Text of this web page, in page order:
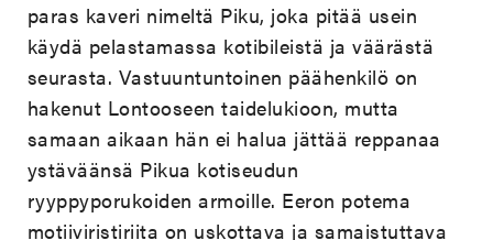
paras kaveri nimeltä Piku, joka pitää usein
käydä pelastamassa kotibileistä ja väärästä
seurasta. Vastuuntuntoinen päähenkilö on
hakenut Lontooseen taidelukioon, mutta
samaan aikaan hän ei halua jättää reppanaa
ystäväänsä Pikua kotiseudun
ryyppyporukoiden armoille. Eeron potema
motiiviristiriita on uskottava ja samaistuttava